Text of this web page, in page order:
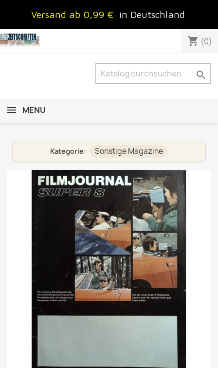
Versand ab 0,99 € in Deutschland
shopping_cart (0)

MENU
Kategorie: Sonstige Magazine